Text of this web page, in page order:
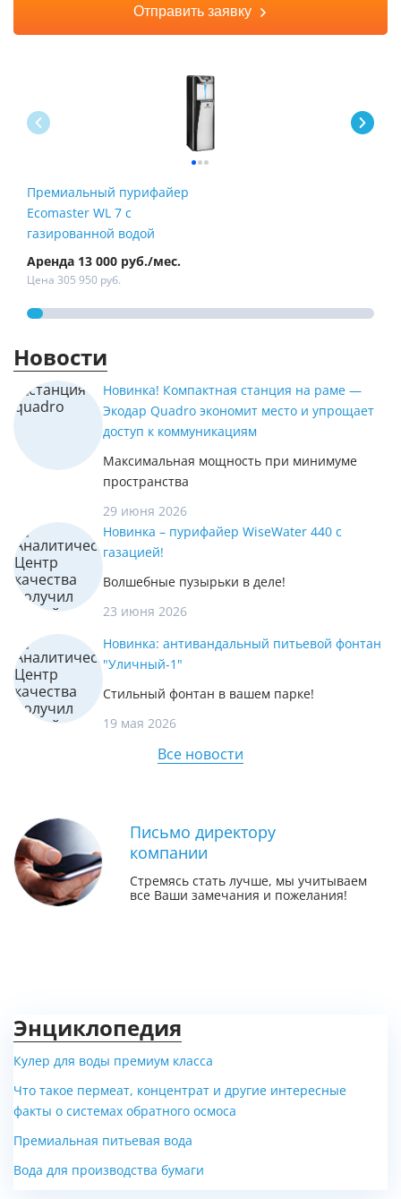
Отправить заявку
Премиальный пурифайер
Ecomaster WL 7 с
газированной водой
Аренда 13 000 руб./мес.
Цена 305 950 руб.
Новости
Новинка! Компактная станция на раме —
Экодар Quadro экономит место и упрощает
доступ к коммуникациям
Максимальная мощность при минимуме
пространства
29 июня 2026
Новинка – пурифайер WiseWater 440 с
газацией!
Волшебные пузырьки в деле!
23 июня 2026
Новинка: антивандальный питьевой фонтан
"Уличный-1"
Стильный фонтан в вашем парке!
19 мая 2026
Все новости
Письмо директору
компании
Стремясь стать лучше, мы учитываем
все Ваши замечания и пожелания!
Энциклопедия
Кулер для воды премиум класса
Что такое пермеат, концентрат и другие интересные
факты о системах обратного осмоса
Премиальная питьевая вода
Вода для производства бумаги